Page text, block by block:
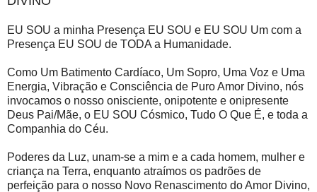
EU SOU a minha Presença EU SOU e EU SOU Um com a
Presença EU SOU de TODA a Humanidade.
Como Um Batimento Cardíaco, Um Sopro, Uma Voz e Uma
Energia, Vibração e Consciência de Puro Amor Divino, nós
invocamos o nosso onisciente, onipotente e onipresente
Deus Pai/Mãe, o EU SOU Cósmico, Tudo O Que É, e toda a
Companhia do Céu.
Poderes da Luz, unam-se a mim e a cada homem, mulher e
criança na Terra, enquanto atraímos os padrões de
perfeição para o nosso Novo Renascimento do Amor Divino,